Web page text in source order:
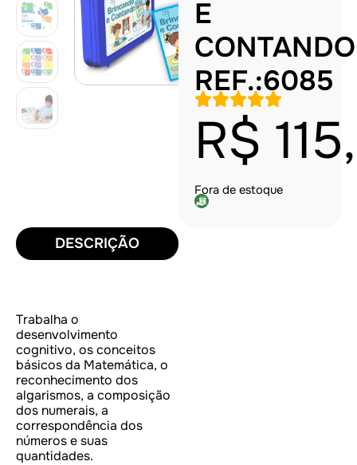
E
REF.:6085
R$
Fora de estoque
DESCRIÇÃO
Trabalha o
desenvolvimento
cognitivo, os conceitos
básicos da Matemática, o
reconhecimento dos
algarismos, a composição
dos numerais, a
correspondência dos
números e suas
quantidades.